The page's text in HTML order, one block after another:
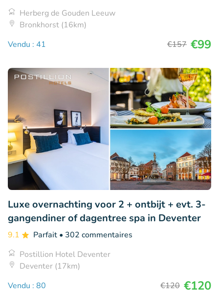
Herberg de Gouden Leeuw
Bronkhorst (16km)
Vendu : 41
€157 €99
Luxe overnachting voor 2 + ontbijt + evt. 3-
gangendiner of dagentree spa in Deventer
9.1 Parfait • 302 commentaires
Postillion Hotel Deventer
Deventer (17km)
Vendu : 80
€120 €120